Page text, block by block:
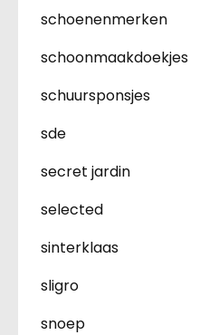
schoenenmerken
schoonmaakdoekjes
schuursponsjes
sde
secret jardin
selected
sinterklaas
sligro
snoep